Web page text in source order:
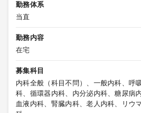
勤務体系
当直
勤務内容
在宅
募集科目
内科全般（科目不問）、一般内科、呼
科、循環器内科、内分泌内科、糖尿病
血液内科、腎臓内科、老人内科、リウ